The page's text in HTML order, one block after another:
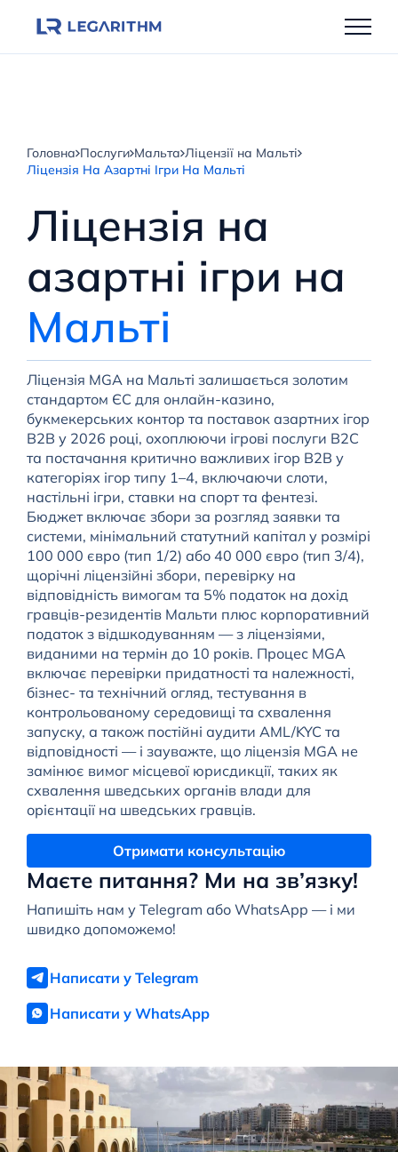
Головна Послуги Мальта Ліцензії на Мальті
Ліцензія На Азартні Ігри На Мальті
Ліцензія на
азартні ігри на
Мальті
Маєте питання? Ми на зв’язку!
Напишіть нам у Telegram або WhatsApp — і ми
швидко допоможемо!
Написати у Telegram
Написати у WhatsApp
Ліцензія MGA на Мальті залишається золотим
стандартом ЄС для онлайн-казино,
букмекерських контор та поставок азартних ігор
B2B у 2026 році, охоплюючи ігрові послуги B2C
та постачання критично важливих ігор B2B у
категоріях ігор типу 1–4, включаючи слоти,
настільні ігри, ставки на спорт та фентезі.
Бюджет включає збори за розгляд заявки та
системи, мінімальний статутний капітал у розмірі
100 000 євро (тип 1/2) або 40 000 євро (тип 3/4),
щорічні ліцензійні збори, перевірку на
відповідність вимогам та 5% податок на дохід
гравців-резидентів Мальти плюс корпоративний
податок з відшкодуванням — з ліцензіями,
виданими на термін до 10 років. Процес MGA
включає перевірки придатності та належності,
бізнес- та технічний огляд, тестування в
контрольованому середовищі та схвалення
запуску, а також постійні аудити AML/KYC та
відповідності — і зауважте, що ліцензія MGA не
замінює вимог місцевої юрисдикції, таких як
схвалення шведських органів влади для
орієнтації на шведських гравців.
Отримати консультацію